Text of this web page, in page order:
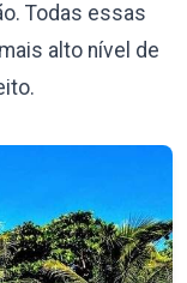
Todas essas
alto nível de